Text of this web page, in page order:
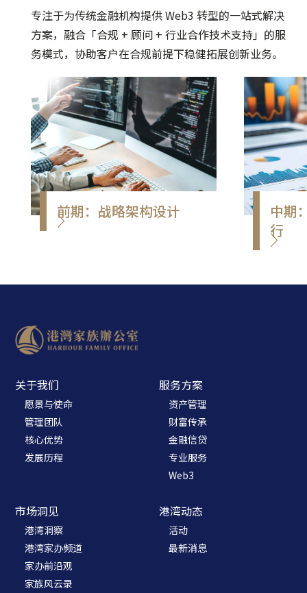
割，抑或是移民后的跨境税务
安排，我们经验丰富的税务专
家，致力为客户提供合法合规
务，亦
澳及海
种香港
专注于为传统金融机构提供 Web3 转型的一站式解决
方案，融合「合规 + 顾问 + 行业合作技术支持」的服
务模式，协助客户在合规前提下稳健拓展创新业务。
前期：战略架构设计
中期
行
关于我们
愿景与使命
管理团队
核心优势
发展历程
服务方案
资产管理
财富传承
金融信贷
专业服务
Web3
市场洞见
港湾洞察
港湾家办频道
家办前沿观
家族风云录
港湾动态
活动
最新消息